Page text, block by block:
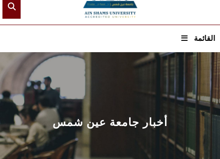
القائمة
الرئيسيـة
عن الجامعة
القطاعـات
الشئون الأكاديمية
أخبار جامعة عين شمس